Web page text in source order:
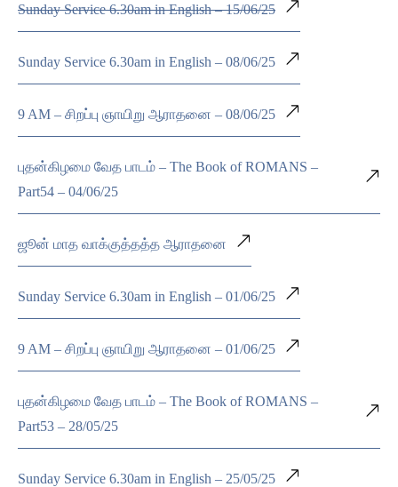
Sunday Service 6.30am in English – 15/06/25
Sunday Service 6.30am in English – 08/06/25
9 AM – சிறப்பு ஞாயிறு ஆராதனை – 08/06/25
புதன்கிழமை வேத பாடம் – The Book of ROMANS –
Part54 – 04/06/25
ஜூன் மாத வாக்குத்தத்த ஆராதனை
Sunday Service 6.30am in English – 01/06/25
9 AM – சிறப்பு ஞாயிறு ஆராதனை – 01/06/25
புதன்கிழமை வேத பாடம் – The Book of ROMANS –
Part53 – 28/05/25
Sunday Service 6.30am in English – 25/05/25